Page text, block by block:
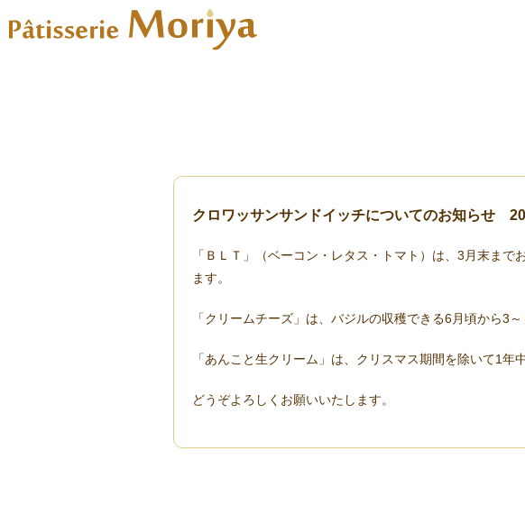
クロワッサンサンドイッチについてのお知らせ
「ＢＬＴ」（ベーコン・レタス・トマト）は、3月末ま
ます。
「クリームチーズ」は、バジルの収穫できる6月頃から3
「あんこと生クリーム」は、クリスマス期間を除いて1年
どうぞよろしくお願いいたします。